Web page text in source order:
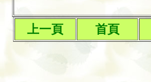
上一頁 首頁